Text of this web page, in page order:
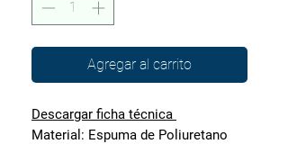
Agregar al carrito
Descargar ficha técnica
Material: Espuma de Poliuretano